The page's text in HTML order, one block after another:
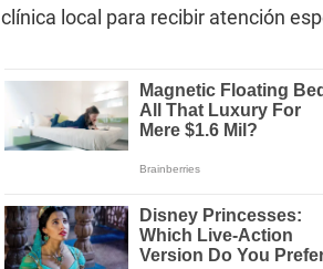
clínica local para recibir atención